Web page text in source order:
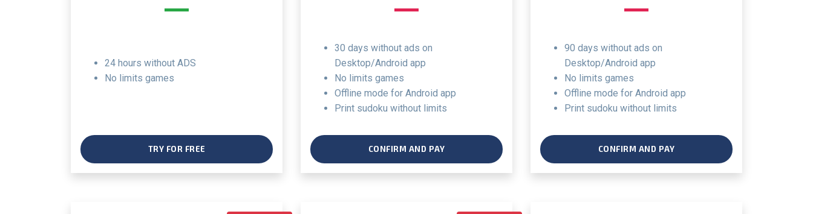
24 hours without ADS
no limits games
TRY FOR FREE
30 days without ads on
Desktop/Android app
no limits games
offline mode for Android app
print sudoku without limits
CONFIRM AND PAY
90 days without ads on
Desktop/Android app
no limits games
offline mode for Android app
print sudoku without limits
CONFIRM AND PAY